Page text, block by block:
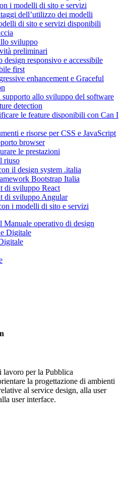
i modelli di sito e servizi
dell’utilizzo dei modelli
di sito e servizi disponibili
sviluppo
preliminari
design responsivo e accessibile
first
enhancement e Graceful
allo sviluppo del software
detection
le feature disponibili con Can I
e risorse per CSS e JavaScript
browser
le prestazioni
riuso
il design system .italia
Bootstrap Italia
di sviluppo React
di sviluppo Angular
i modelli di sito e servizi
Manuale operativo di design
lavoro per la Pubblica
la progettazione di ambienti
al service design, alla user
user interface.